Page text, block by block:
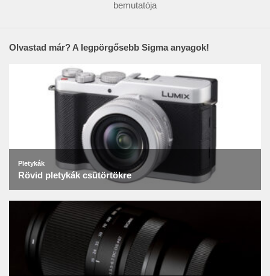
bemutatója
Olvastad már? A legpörgősebb Sigma anyagok!